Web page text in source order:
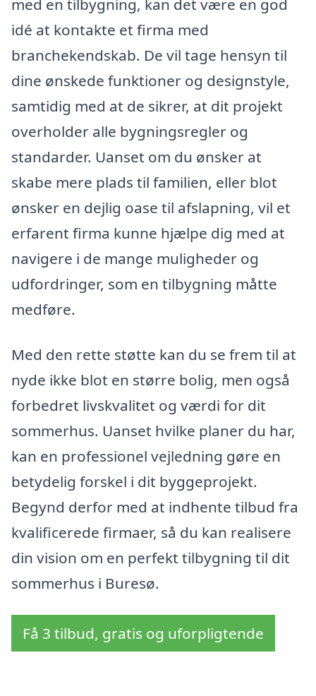
med en tilbygning, kan det være en god
idé at kontakte et firma med
branchekendskab. De vil tage hensyn til
dine ønskede funktioner og designstyle,
samtidig med at de sikrer, at dit projekt
overholder alle bygningsregler og
standarder. Uanset om du ønsker at
skabe mere plads til familien, eller blot
ønsker en dejlig oase til afslapning, vil et
erfarent firma kunne hjælpe dig med at
navigere i de mange muligheder og
udfordringer, som en tilbygning måtte
medføre.
Med den rette støtte kan du se frem til at
nyde ikke blot en større bolig, men også
forbedret livskvalitet og værdi for dit
sommerhus. Uanset hvilke planer du har,
kan en professionel vejledning gøre en
betydelig forskel i dit byggeprojekt.
Begynd derfor med at indhente tilbud fra
kvalificerede firmaer, så du kan realisere
din vision om en perfekt tilbygning til dit
sommerhus i Buresø.
Få 3 tilbud, gratis og uforpligtende